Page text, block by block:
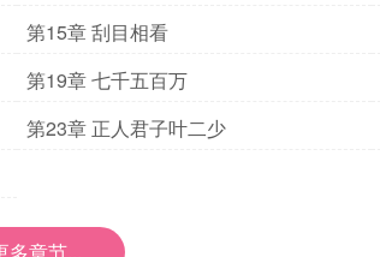
第15章 刮目相看
第19章 七千五百万
第23章 正人君子叶二少